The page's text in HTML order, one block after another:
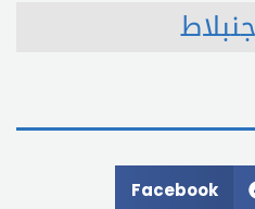
جنبلاط
Facebook